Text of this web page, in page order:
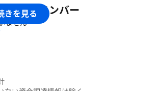
きを見る
会社のメンバー
ません